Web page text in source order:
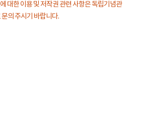
대한 이용 및 저작권 관련 사항은 독립기념관
의 주시기 바랍니다.